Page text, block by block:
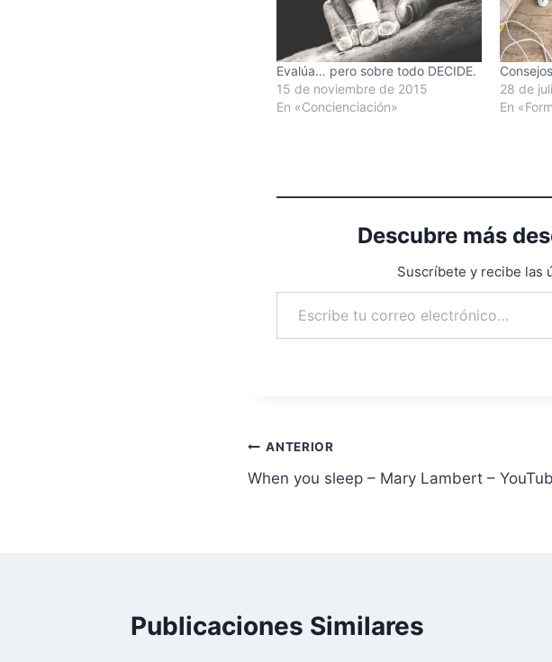
Evalúa… pero sobre todo DECIDE.
15 de noviembre de 2015
En «Concienciación»
28 de
En
Descubre más
Suscríbete y recibe las
Escribe tu correo electrónico…
Navegación
de
ANTERIOR
When you sleep – Mary Lambert –
Publicaciones Similares